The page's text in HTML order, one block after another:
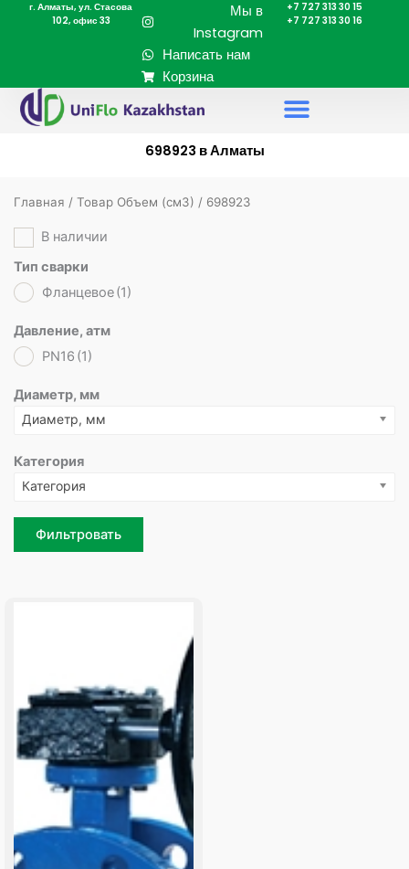
Перейтиг. Алматы, ул. Стасова
102, офис 33
Мы в
Instagram
Написать нам
Корзина
+7 727 313 30 15
+7 727 313 30 16
698923 в Алматы
Главная / Товар Объем (cм3) / 698923
В наличии
Тип сварки
Фланцевое(1)
Давление, атм
PN16 (1)
Диаметр, мм
Диаметр, мм
Категория
Категория
Фильтровать